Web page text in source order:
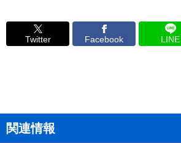
Twitter Facebook LINE
関連情報